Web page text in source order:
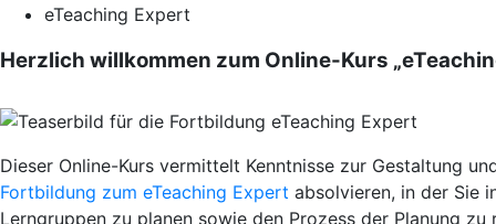
eTeaching Expert
Herzlich willkommen zum Online-Kurs
Dieser Online-Kurs vermittelt Kenntnisse zur Gestaltung
Fortbildung zum eTeaching Expert absolvieren, in der Sie
Lerngruppen zu planen sowie den Prozess der Planung zu